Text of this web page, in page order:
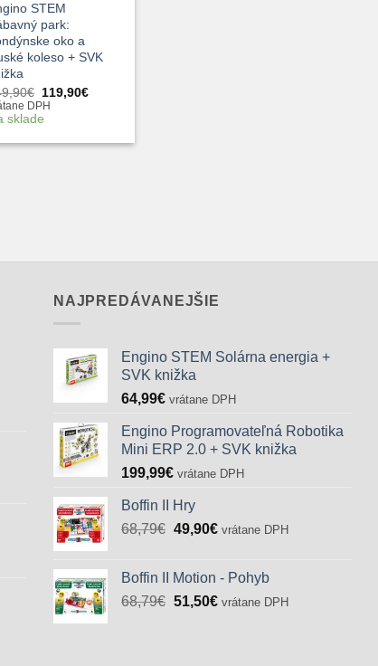
STEM
park:
oko a
koleso + SVK
€ Pôvodná
cena
bola:
119,90€Aktuálna
DPH
sklade
NAJPREDÁVANEJŠIE
Engino STEM Solárna energia +
SVK knižka
64,99€ vrátane DPH
Engino Programovateľná Robotika
Mini ERP 2.0 + SVK knižka
199,99€ vrátane DPH
Boffin II Hry
68,79€ Pôvodná
68,79€.
49,90€Aktuálna
49,90€.
vrátane DPH
Boffin II Motion - Pohyb
68,79€ Pôvodná
51,50€Aktuálna
vrátane DPH